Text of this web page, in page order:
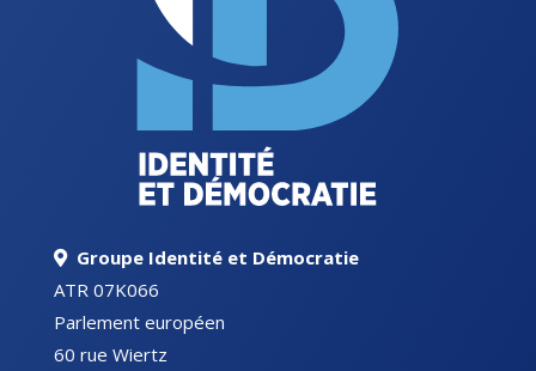
Groupe Identité et Démocratie
ATR 07K066
Parlement européen
60 rue Wiertz